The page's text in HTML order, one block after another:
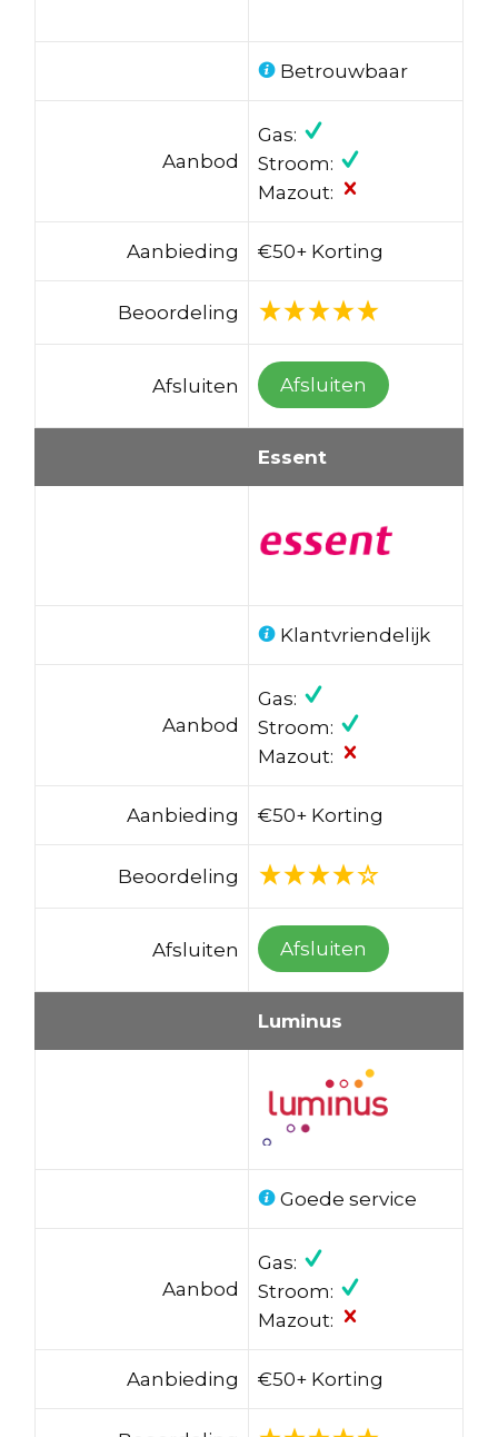
Betrouwbaar
Aanbod
Gas:
Stroom:
Mazout:
Aanbieding €50+ Korting
Beoordeling
Afsluiten Afsluiten
Essent
Klantvriendelijk
Aanbod
Gas:
Stroom:
Mazout:
Aanbieding €50+ Korting
Beoordeling
Afsluiten Afsluiten
Luminus
Goede service
Aanbod
Gas:
Stroom:
Mazout:
Aanbieding €50+ Korting